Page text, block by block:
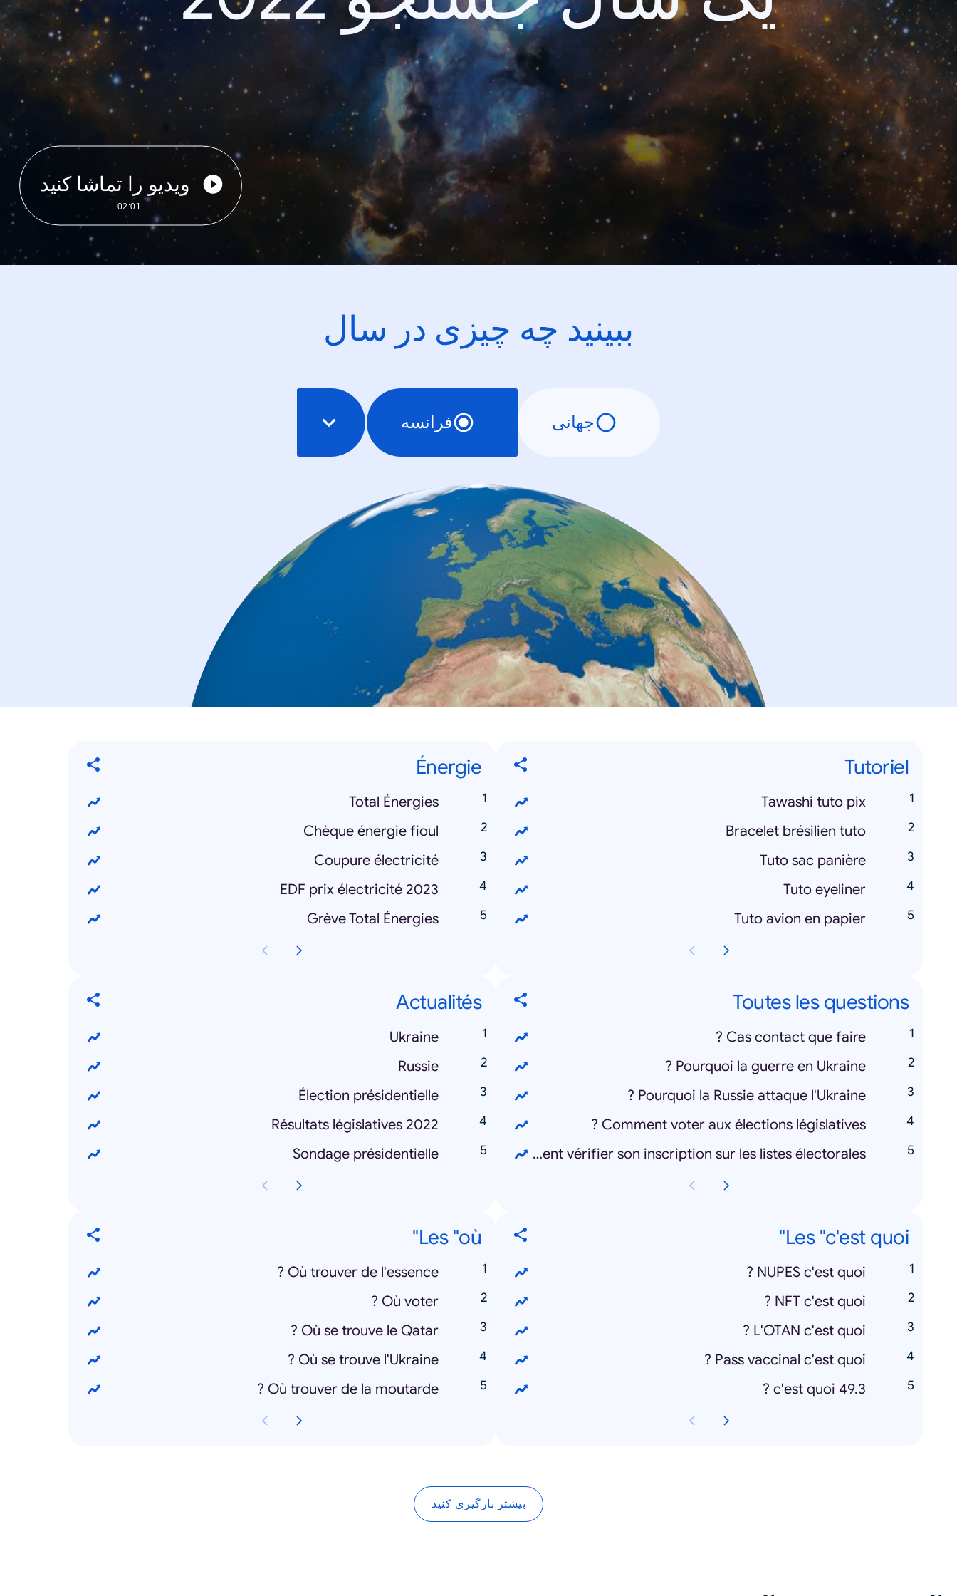
ویدیو را تماشا کنید
02:01
ببینید چه چیزی در سال
جهانی فرانسه
Tutoriel
Tawashi tuto pix
Bracelet brésilien tuto
Tuto sac panière
Tuto eyeliner
Tuto avion en papier
Énergie
Total Énergies
Chèque énergie fioul
Coupure électricité
EDF prix électricité 2023
Grève Total Énergies
Toutes les questions
Cas contact que faire ?
Pourquoi la guerre en Ukraine ?
Pourquoi la Russie attaque l'Ukraine ?
Comment voter aux élections législatives ?
Comment vérifier son inscription sur les listes électorales ?
Actualités
Ukraine
Russie
Élection présidentielle
Résultats législatives 2022
Sondage présidentielle
Les "c'est quoi"
NUPES c'est quoi ?
NFT c'est quoi ?
L'OTAN c'est quoi ?
Pass vaccinal c'est quoi ?
49.3 c'est quoi ?
Les "où"
Où trouver de l'essence ?
Où voter ?
Où se trouve le Qatar ?
Où se trouve l'Ukraine ?
Où trouver de la moutarde ?
بیشتر بارگیری کنید